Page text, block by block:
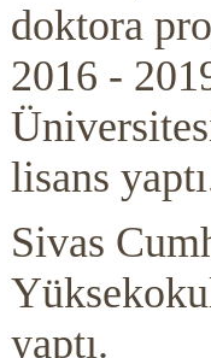
doktora
2016 -
lisans
Sivas
yaptı.